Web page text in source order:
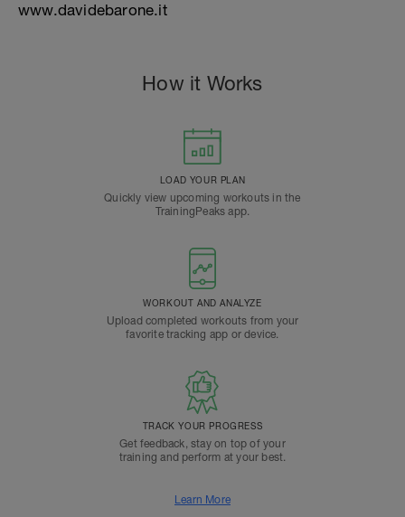
www.davidebarone.it
How it Works
LOAD YOUR PLAN
Quickly view upcoming workouts in the
TrainingPeaks app.
WORKOUT AND ANALYZE
Upload completed workouts from your
favorite tracking app or device.
TRACK YOUR PROGRESS
Get feedback, stay on top of your
training and perform at your best.
Learn More